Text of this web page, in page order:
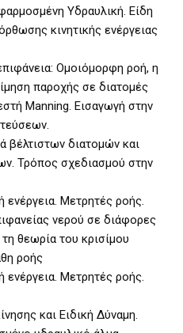
Υδραυλική. Είδη
κινητικής ενέργειας
Ομοιόμορφη ροή, η
παροχής σε διατομές
Manning. Εισαγωγή στην
βέλτιστων διατομών και
Τρόπος σχεδιασμού στην
ενέργεια. Μετρητές ροής.
νερού σε διάφορες
θεωρία του κρισίμου
ροής
ενέργεια. Μετρητές ροής.
και Ειδική Δύναμη.